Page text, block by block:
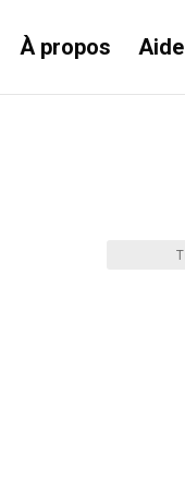
À propos Aide
produits